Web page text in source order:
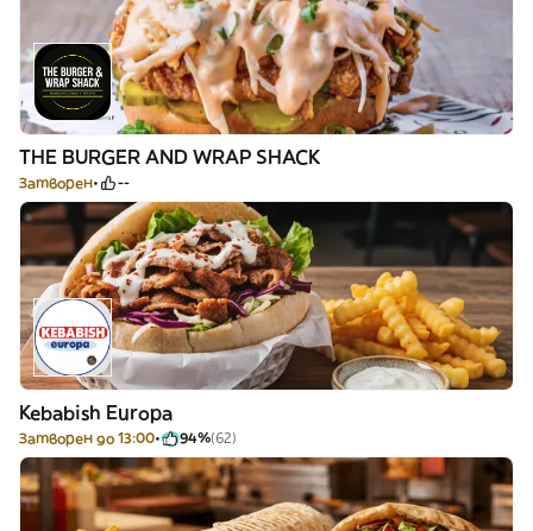
THE BURGER AND WRAP SHACK
Затворен --
Kebabish Europa
Затворен до 13:00 94%(62)